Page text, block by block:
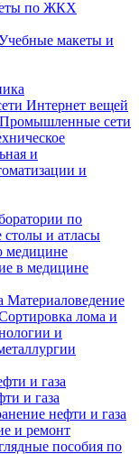
по ЖКХ
макеты и
Интернет вещей
Промышленные сети
и
и
по
столы и атласы
медицине
в медицине
Материаловедение
лома и
и
и газа
и газа
нефти и газа
и ремонт
пособия по